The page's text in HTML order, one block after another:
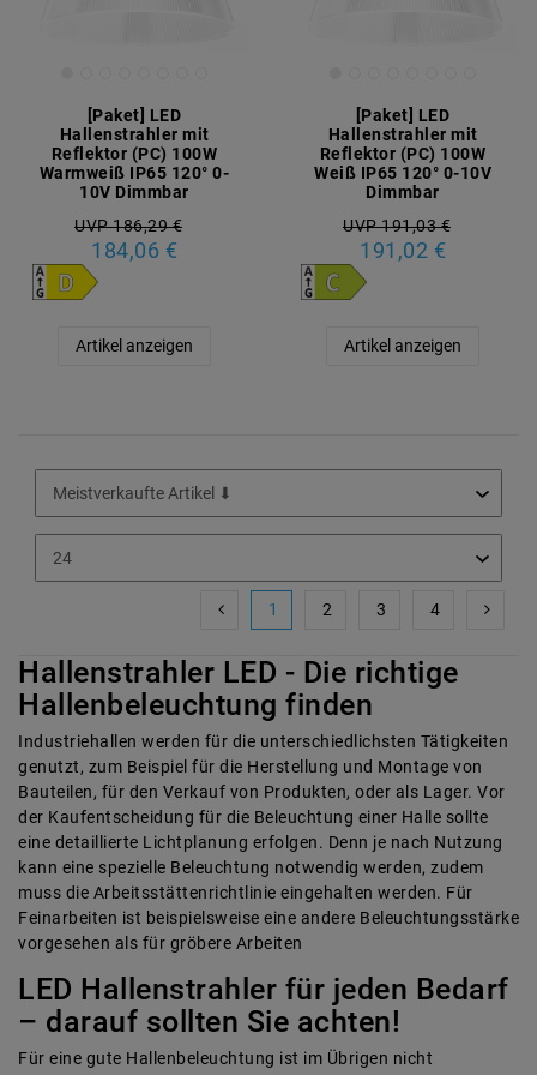
[Paket] LED
Hallenstrahler mit
Reflektor (PC) 100W
Warmweiß IP65 120° 0-
10V Dimmbar
UVP 186,29 €
184,06 €
Artikel anzeigen
[Paket] LED
Hallenstrahler mit
Reflektor (PC) 100W
Weiß IP65 120° 0-10V
Dimmbar
UVP 191,03 €
191,02 €
Artikel anzeigen
1 2 3 4
Hallenstrahler LED - Die richtige
Hallenbeleuchtung finden
Industriehallen werden für die unterschiedlichsten Tätigkeiten
genutzt, zum Beispiel für die Herstellung und Montage von
Bauteilen, für den Verkauf von Produkten, oder als Lager. Vor
der Kaufentscheidung für die Beleuchtung einer Halle sollte
eine detaillierte Lichtplanung erfolgen. Denn je nach Nutzung
kann eine spezielle Beleuchtung notwendig werden, zudem
muss die Arbeitsstättenrichtlinie eingehalten werden. Für
Feinarbeiten ist beispielsweise eine andere Beleuchtungsstärke
vorgesehen als für gröbere Arbeiten
LED Hallenstrahler für jeden Bedarf
– darauf sollten Sie achten!
Für eine gute Hallenbeleuchtung ist im Übrigen nicht